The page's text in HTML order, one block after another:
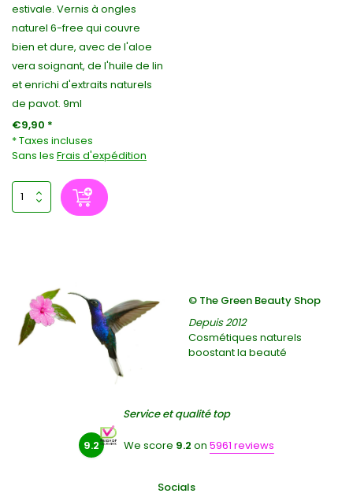
estivale. Vernis à ongles
naturel 6-free qui couvre
bien et dure, avec de l'aloe
vera soignant, de l'huile de lin
et enrichi d'extraits naturels
de pavot. 9ml
€9,90 *
* Taxes incluses
Sans les Frais d'expédition
© The Green Beauty Shop
Depuis 2012
Cosmétiques naturels
boostant la beauté
Service et qualité top
9.2 We score 9.2 on 5961 reviews
Socials